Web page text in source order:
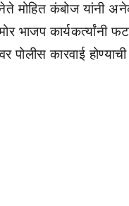
मोहित कंबोज यांनी
भाजप कार्यकर्त्यांनी
पोलीस कारवाई